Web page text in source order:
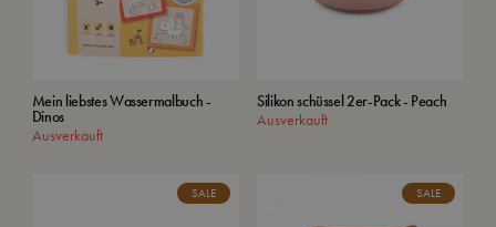
Mein liebstes Wassermalbuch -
Dinos
Ausverkauft
Silikon schüssel 2er-Pack - Peach
Ausverkauft
SALE SALE